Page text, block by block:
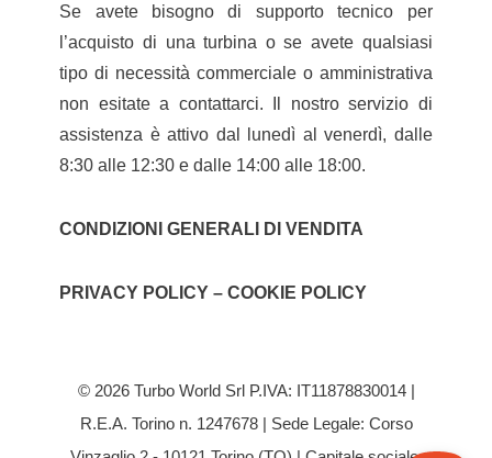
Se avete bisogno di supporto tecnico per
l’acquisto di una turbina o se avete qualsiasi
tipo di necessità commerciale o amministrativa
non esitate a contattarci. Il nostro servizio di
assistenza è attivo dal lunedì al venerdì, dalle
8:30 alle 12:30 e dalle 14:00 alle 18:00.
CONDIZIONI GENERALI DI VENDITA
PRIVACY POLICY – COOKIE POLICY
© 2026 Turbo World Srl P.IVA: IT11878830014 |
R.E.A. Torino n. 1247678 | Sede Legale: Corso